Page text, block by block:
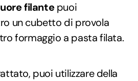
filantepuoi
un cubetto di provola
formaggio a pasta filata.
puoi utilizzare della